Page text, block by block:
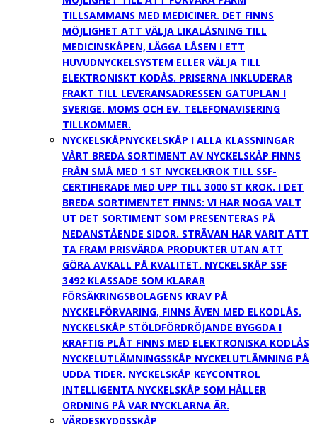
TILLSAMMANS MED MEDICINER. DET FINNS
MÖJLIGHET ATT VÄLJA LIKALÅSNING TILL
MEDICINSKÅPEN, LÄGGA LÅSEN I ETT
HUVUDNYCKELSYSTEM ELLER VÄLJA TILL
ELEKTRONISKT KODÅS. PRISERNA INKLUDERAR
FRAKT TILL LEVERANSADRESSEN GATUPLAN I
SVERIGE. MOMS OCH EV. TELEFONAVISERING
TILLKOMMER.
NYCKELSKÅPNYCKELSKÅP I ALLA KLASSNINGAR
VÅRT BREDA SORTIMENT AV NYCKELSKÅP FINNS
FRÅN SMÅ MED 1 ST NYCKELKROK TILL SSF-
CERTIFIERADE MED UPP TILL 3000 ST KROK. I DET
BREDA SORTIMENTET FINNS: VI HAR NOGA VALT
UT DET SORTIMENT SOM PRESENTERAS PÅ
NEDANSTÅENDE SIDOR. STRÄVAN HAR VARIT ATT
TA FRAM PRISVÄRDA PRODUKTER UTAN ATT
GÖRA AVKALL PÅ KVALITET. NYCKELSKÅP SSF
3492 KLASSADE SOM KLARAR
FÖRSÄKRINGSBOLAGENS KRAV PÅ
NYCKELFÖRVARING, FINNS ÄVEN MED ELKODLÅS.
NYCKELSKÅP STÖLDFÖRDRÖJANDE BYGGDA I
KRAFTIG PLÅT FINNS MED ELEKTRONISKA KODLÅS
NYCKELUTLÄMNINGSSKÅP NYCKELUTLÄMNING PÅ
UDDA TIDER. NYCKELSKÅP KEYCONTROL
INTELLIGENTA NYCKELSKÅP SOM HÅLLER
ORDNING PÅ VAR NYCKLARNA ÄR.
VÄRDESKYDDSSKÅP